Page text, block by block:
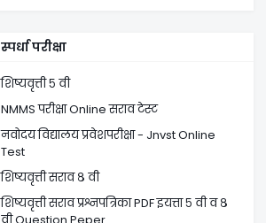
स्पर्धा परीक्षा
शिष्यवृत्ती ५ वी
NMMS परीक्षा Online सराव टेस्ट
नवोदय विद्यालय प्रवेशपरीक्षा - Jnvst Online
Test
शिष्यवृत्ती सराव ८ वी
शिष्यवृत्ती सराव प्रश्नपत्रिका PDF इयत्ता ५ वी व ८